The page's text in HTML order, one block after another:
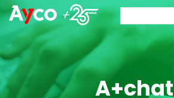
A+chat